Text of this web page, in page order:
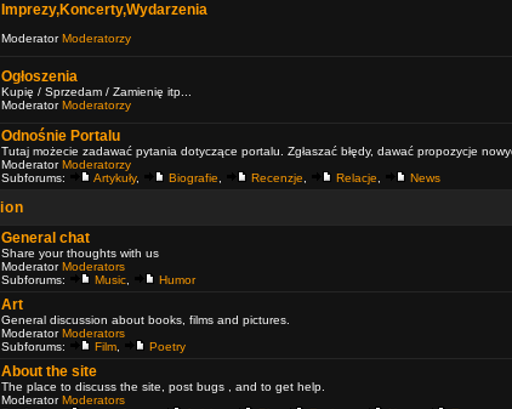
Imprezy,Koncerty,Wydarzenia
ModeratorModeratorzy
Ogłoszenia
Kupię / Sprzedam / Zamienię itp...
ModeratorModeratorzy
Odnośnie Portalu
Tutaj możecie zadawać pytania dotyczące portalu. Zgłaszać błędy, dawać propozycje
ModeratorModeratorzy
Subforums:
Artykuły, Biografie Recenzje Relacje News
General chat
Share your thoughts with us
ModeratorModerators
Subforums:
Music Humor
Art
General discussion about books, films and pictures.
ModeratorModerators
Subforums:
Film Poetry
About the site
The place to discuss the site, post bugs , and to get help.
ModeratorModerators